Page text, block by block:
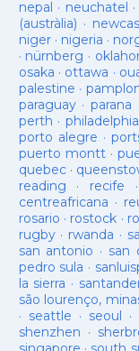
nepal · neuchatel ·
(austràlia) ·
niger· nigeria ·
· nürnberg ·
osaka · ottawa ·
palestine ·
paraguay· parana
perth ·philadelphia
porto alegre ·
puerto montt·
quebec·
reading · recife
centreafricana ·
rosario · rostock ·
rugby· rwanda ·
san antonio · san
pedro sula ·
la sierra ·
são lourenço,
· seattle · seoul ·
shenzhen ·